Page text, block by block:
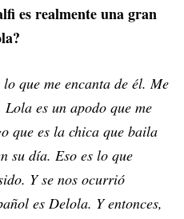
es realmente una gran
que me encanta de él. Me
es un apodo que me
que es la chica que baila
su día. Eso es lo que
Y se nos ocurrió
es Delola. Y entonces,